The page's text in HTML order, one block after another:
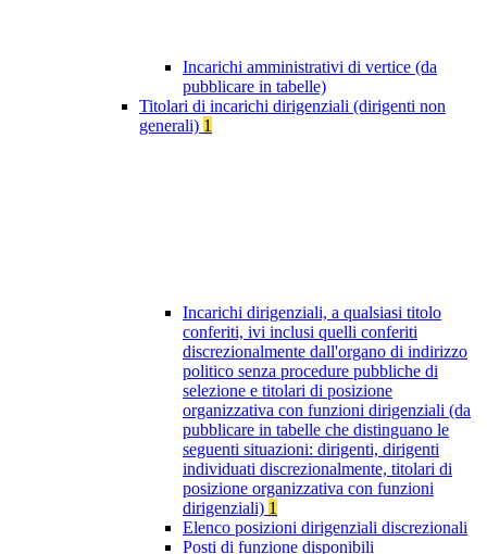
Incarichi amministrativi di vertice (da
pubblicare in tabelle)
Titolari di incarichi dirigenziali (dirigenti non
generali) 1
Incarichi dirigenziali, a qualsiasi titolo
conferiti, ivi inclusi quelli conferiti
discrezionalmente dall'organo di indirizzo
politico senza procedure pubbliche di
selezione e titolari di posizione
organizzativa con funzioni dirigenziali (da
pubblicare in tabelle che distinguano le
seguenti situazioni: dirigenti, dirigenti
individuati discrezionalmente, titolari di
posizione organizzativa con funzioni
dirigenziali) 1
Elenco posizioni dirigenziali discrezionali
Posti di funzione disponibili